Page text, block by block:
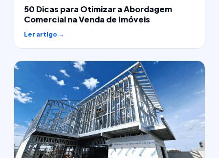
50 Dicas para Otimizar a Abordagem
Comercial na Venda de Imóveis
Ler artigo →